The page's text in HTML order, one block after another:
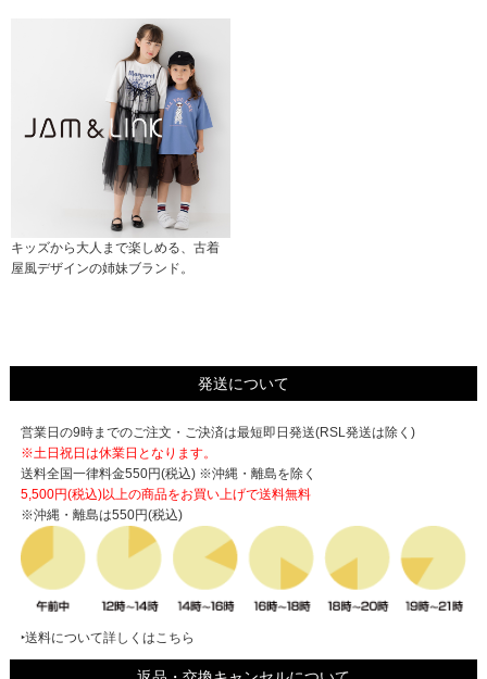
キッズから大人まで楽しめる、古着
屋風デザインの姉妹ブランド。
発送について
営業日の9時までのご注文・ご決済は最短即日発送(RSL発送は除く)
※土日祝日は休業日となります。
送料全国一律料金550円(税込) ※沖縄・離島を除く
5,500円(税込)以上の商品をお買い上げで送料無料
※沖縄・離島は550円(税込)
‣送料について詳しくはこちら